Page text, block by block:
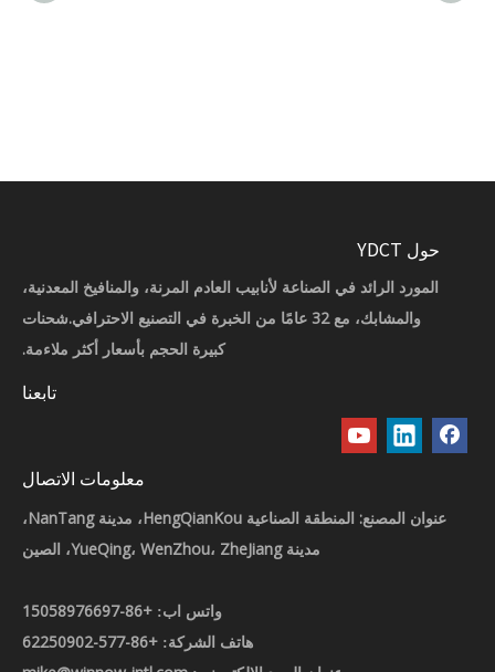
حول YDCT
المورد الرائد في الصناعة لأنابيب العادم المرنة، والمنافيخ المعدنية،
والمشابك، مع 32 عامًا من الخبرة في التصنيع الاحترافي.شحنات
كبيرة الحجم بأسعار أكثر ملاءمة.
تابعنا
معلومات الاتصال
عنوان المصنع: المنطقة الصناعية HengQianKou، مدينة NanTang،
مدينة YueQing، WenZhou، ZheJiang، الصين
واتس اب: +86-15058976697
هاتف الشركة: +86-577-62250902